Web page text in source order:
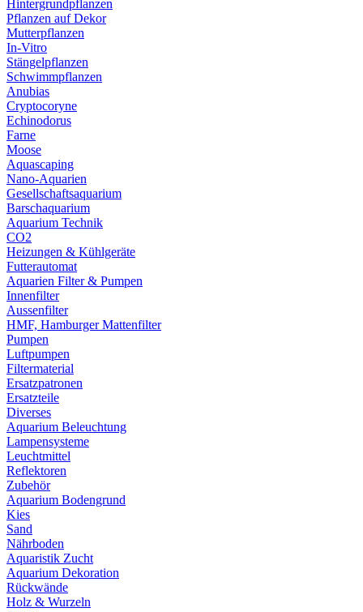
Hintergrundpflanzen
Pflanzen auf Dekor
Mutterpflanzen
In-Vitro
Stängelpflanzen
Schwimmpflanzen
Anubias
Cryptocoryne
Echinodorus
Farne
Moose
Aquascaping
Nano-Aquarien
Gesellschaftsaquarium
Barschaquarium
Aquarium Technik
CO2
Heizungen & Kühlgeräte
Futterautomat
Aquarien Filter & Pumpen
Innenfilter
Aussenfilter
HMF, Hamburger Mattenfilter
Pumpen
Luftpumpen
Filtermaterial
Ersatzpatronen
Ersatzteile
Diverses
Aquarium Beleuchtung
Lampensysteme
Leuchtmittel
Reflektoren
Zubehör
Aquarium Bodengrund
Kies
Sand
Nährboden
Aquaristik Zucht
Aquarium Dekoration
Rückwände
Holz & Wurzeln